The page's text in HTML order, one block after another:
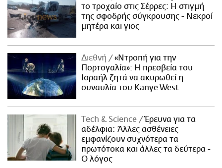
το τροχαίο στις Σέρρες: Η στιγμή
της σφοδρής σύγκρουσης - Νεκροί
μητέρα και γιος
Διεθνή
«Ντροπή για την
Πορτογαλία»: Η πρεσβεία του
Ισραήλ ζητά να ακυρωθεί η
συναυλία του Kanye West
Τech & Science
Έρευνα για τα
αδέλφια: Άλλες ασθένειες
εμφανίζουν συχνότερα τα
πρωτότοκα και άλλες τα δεύτερα -
Ο λόγος